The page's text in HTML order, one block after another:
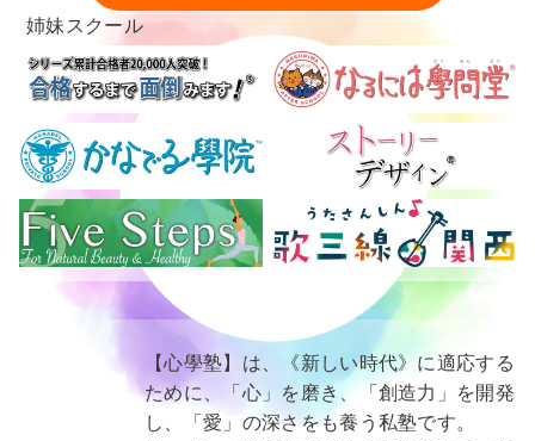
姉妹スクール
【心學塾】は、《新しい時代》に適応する
ために、「心」を磨き、「創造力」を開発
し、「愛」の深さをも養う私塾です。